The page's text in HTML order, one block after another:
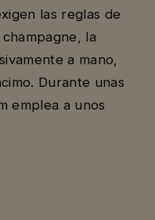
las reglas de
la
a mano,
Durante unas
emplea a unos